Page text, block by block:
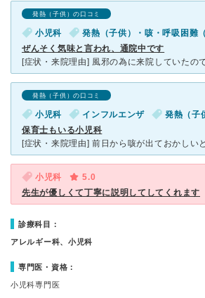
発熱（子供）の口コミ
小児科 発熱（子供）・咳・呼吸困難（
ぜんそく気味と言われ、通院中です
発熱（子供）の口コミ
小児科 インフルエンザ 発熱（子
保育士もいる小児科
小児科
5.0
先生が優しくて丁寧に説明してしてくれます
診療科目：
アレルギー科、小児科
専門医・資格：
小児科専門医